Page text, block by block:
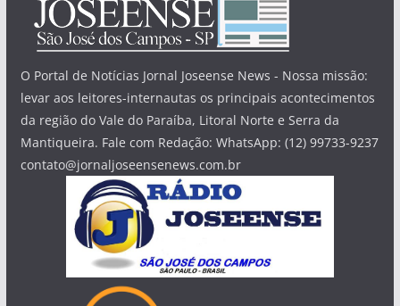
O Portal de Notícias Jornal Joseense News - Nossa missão:
levar aos leitores-internautas os principais acontecimentos
da região do Vale do Paraíba, Litoral Norte e Serra da
Mantiqueira. Fale com Redação: WhatsApp: (12) 99733-9237
contato@jornaljoseensenews.com.br